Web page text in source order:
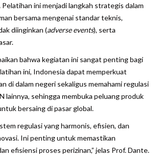
ini menjadi langkah strategis dalam
bersama mengenai standar teknis,
diinginkan (adverse events), serta
bahwa kegiatan ini sangat penting bagi
ini, Indonesia dapat memperkuat
di dalam negeri sekaligus memahami regulasi
lainnya, sehingga membuka peluang produk
bersaing di pasar global.
regulasi yang harmonis, efisien, dan
Ini penting untuk memastikan
efisiensi proses perizinan,” jelas Prof. Dante.